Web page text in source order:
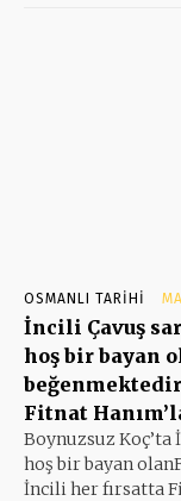
OSMANLI TARIHI
İncili Çavuş
hoş bir bayan
Fitnat
Boynuzsuz
hoş bir bayan
İncili her fırsatta